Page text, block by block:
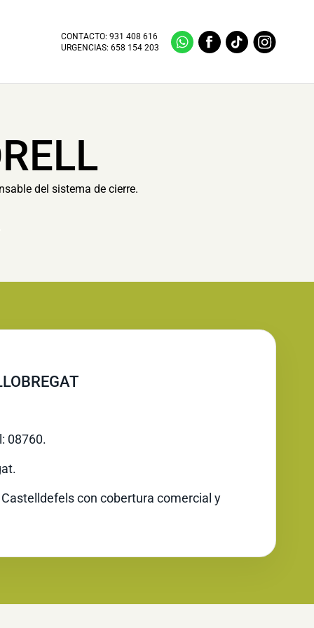
CONTACTO:931 408 616
URGENCIAS:658 154 203
del sistema de cierre.
08760.
con cobertura comercial y